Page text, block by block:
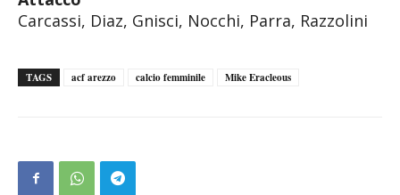
Carcassi, Diaz, Gnisci, Nocchi, Parra, Razzolini
TAGS acf arezzo calcio femminile Mike Eracleous